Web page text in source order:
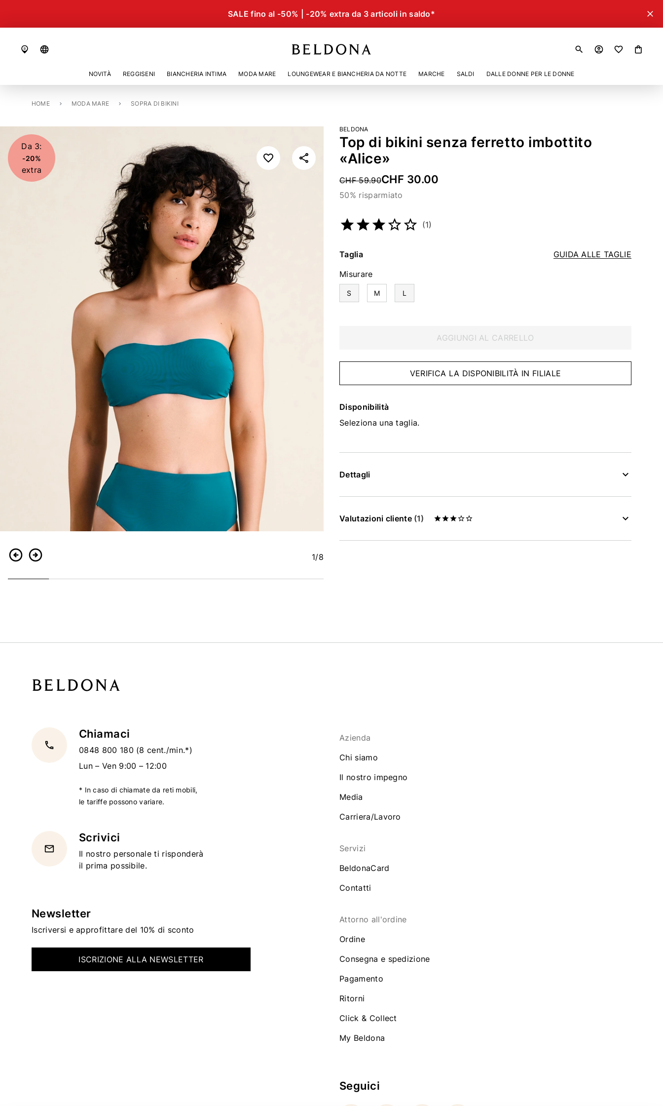
SALE fino al -50% | -20% extra da 3 articoli in saldo* close
language search account_circle shopping_bag
NOVITÀ REGGISENI BIANCHERIA INTIMA MODA MARE LOUNGEWEAR E BIANCHERIA DA NOTTE MARCHE SALDI DALLE DONNE PER LE DONNE
HOME MODA MARE SOPRA DI BIKINI
TOP DI BIKINI SENZA FERRETTO IMBOTTITO «ALICE»
IndietroContinua 1/8
Da 3:
-20%
extra
BELDONA
Top di bikini senza ferretto imbottito
«Alice»
Price reduced from
CHF 59.90CHF 30.00
50% risparmiato
(1)
GUIDA ALLE TAGLIE
Taglia
Misurare
S M L
AGGIUNGI AL CARRELLO
VERIFICA LA DISPONIBILITÀ IN FILIALE
Disponibilità
Seleziona una taglia.
Dettagli
Valutazioni cliente (1)
local_phone
Chiamaci
0848 800 180 (8 cent./min.*)
Lun – Ven 9:00 – 12:00
* In caso di chiamate da reti mobili,
le tariffe possono variare.
email
Scrivici
Il nostro personale ti risponderà
il prima possibile.
Newsletter
Iscriversi e approfittare del 10% di sconto
ISCRIZIONE ALLA NEWSLETTER
Azienda
Chi siamo
Il nostro impegno
Media
Carriera/Lavoro
Servizi
BeldonaCard
Contatti
Attorno all'ordine
Ordine
Consegna e spedizione
Pagamento
Ritorni
Click & Collect
My Beldona
Seguici